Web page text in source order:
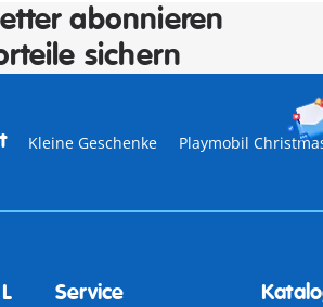
abonnieren
sichern
Kleine Geschenke Playmobil
Service